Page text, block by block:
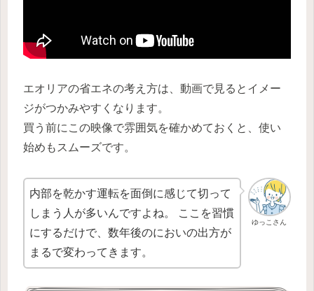
エオリアの省エネの考え方は、動画で見るとイメー
ジがつかみやすくなります。
買う前にこの映像で雰囲気を確かめておくと、使い
始めもスムーズです。
ゆっこさん
内部を乾かす運転を面倒に感じて切って
しまう人が多いんですよね。 ここを習慣
にするだけで、数年後のにおいの出方が
まるで変わってきます。